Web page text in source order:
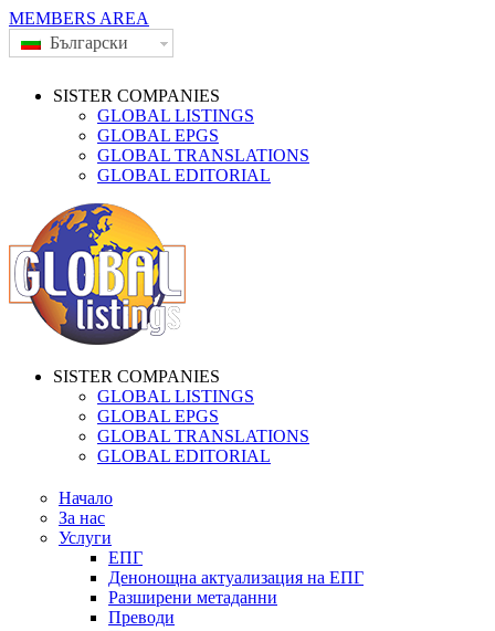
MEMBERS AREA
Български
SISTER COMPANIES
GLOBAL LISTINGS
GLOBAL EPGS
GLOBAL TRANSLATIONS
GLOBAL EDITORIAL
SISTER COMPANIES
GLOBAL LISTINGS
GLOBAL EPGS
GLOBAL TRANSLATIONS
GLOBAL EDITORIAL
Начало
За нас
Услуги
ЕПГ
Денонощна актуализация на ЕПГ
Разширени метаданни
Преводи